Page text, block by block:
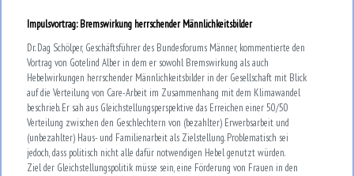
Impulsvortrag: Bremswirkung herrschender Männlichkeitsbilder
Dr. Dag Schölper, Geschäftsführer des Bundesforums Männer, kommentierte den
Vortrag von Gotelind Alber in dem er sowohl Bremswirkung als auch
Hebelwirkungen herrschender Männlichkeitsbilder in der Gesellschaft mit Blick
auf die Verteilung von Care-Arbeit im Zusammenhang mit dem Klimawandel
beschrieb. Er sah aus Gleichstellungsperspektive das Erreichen einer 50/50
Verteilung zwischen den Geschlechtern von (bezahlter) Erwerbsarbeit und
(unbezahlter) Haus- und Familienarbeit als Zielstellung. Problematisch sei
jedoch, dass politisch nicht alle dafür notwendigen Hebel genutzt würden.
Ziel der Gleichstellungspolitik müsse sein, eine Förderung von Frauen in den